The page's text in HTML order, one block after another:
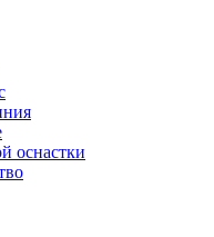
оснастки